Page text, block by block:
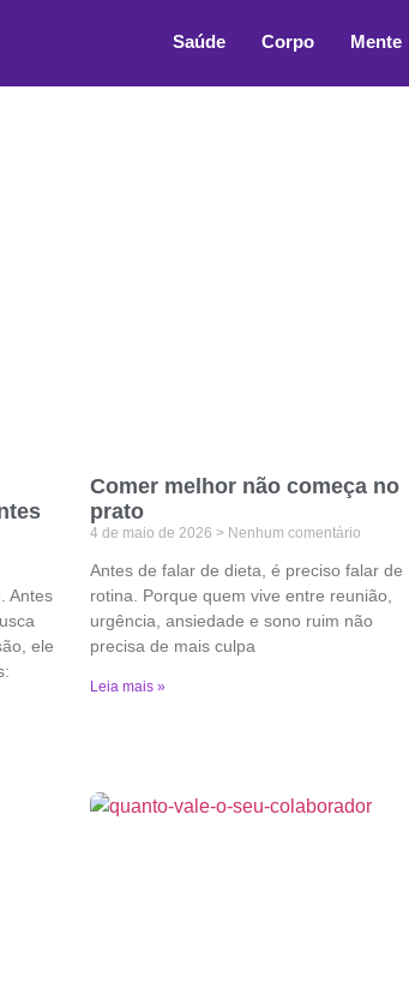
Saúde Corpo Mente
Antes
ele
Comer melhor não começa no
prato
4 de maio de 2026 Nenhum comentário
Antes de falar de dieta, é preciso falar de
rotina. Porque quem vive entre reunião,
urgência, ansiedade e sono ruim não
precisa de mais culpa
Leia mais »